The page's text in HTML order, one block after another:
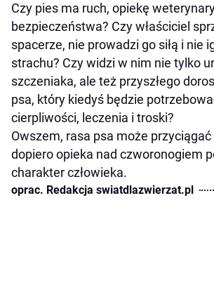
Czy pies ma ruch, opiekę
bezpieczeństwa? Czy właściciel
spacerze, nie prowadzi go siłą i nie
strachu? Czy widzi w nim nie tylko
szczeniaka, ale też przyszłego
psa, który kiedyś będzie
cierpliwości, leczenia i troski?
Owszem, rasa psa może
dopiero opieka nad czworonogiem
charakter człowieka.
oprac. Redakcja swiatdlazwierzat.pl